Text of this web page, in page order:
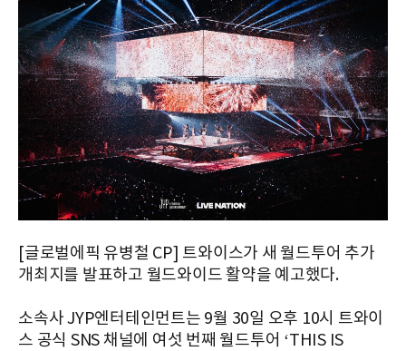
[글로벌에픽 유병철 CP] 트와이스가 새 월드투어 추가
개최지를 발표하고 월드와이드 활약을 예고했다.
소속사 JYP엔터테인먼트는 9월 30일 오후 10시 트와이
스 공식 SNS 채널에 여섯 번째 월드투어 ‘THIS IS